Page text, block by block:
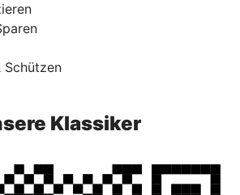
Schützen
Klassiker